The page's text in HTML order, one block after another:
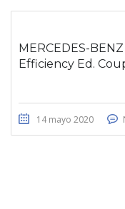
MERCEDES-
Efficiency Ed.
14 mayo 2020